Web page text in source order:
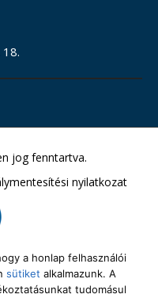
jog fenntartva.
nyilatkozat
a honlap felhasználói
sütiket alkalmazunk. A
tudomásul